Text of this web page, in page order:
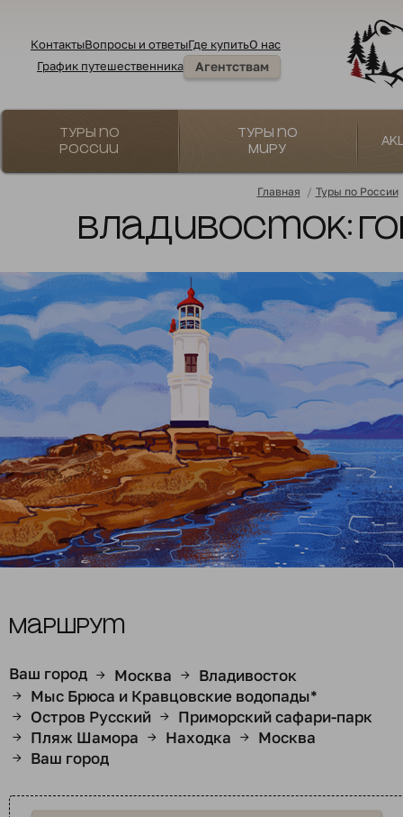
КонтактыВопросы и ответыГде купитьО нас
График путешественника
Агентствам
Туры по
России
Туры по
миру
Главная / Туры по России
Владивосток:
Маршрут
Ваш город → Москва → Владивосток
→ Мыс Брюса и Кравцовские водопады*
→ Остров Русский → Приморский сафари-парк
→ Пляж Шамора → Находка → Москва
→ Ваш город